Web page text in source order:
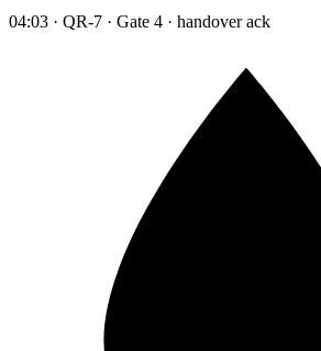
04:03 · QR-7 · Gate 4 · handover ack